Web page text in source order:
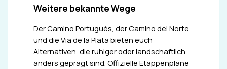
Weitere bekannte Wege
Der Camino Portugués, der Camino del Norte
und die Via de la Plata bieten euch
Alternativen, die ruhiger oder landschaftlich
anders geprägt sind. Offizielle Etappenpläne